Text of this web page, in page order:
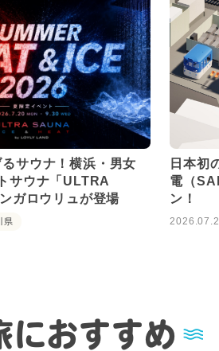
サウナ！横浜・男女
サウナ「ULTRA
ガロウリュが登場
県
日本初
電（
ン！
におすすめ